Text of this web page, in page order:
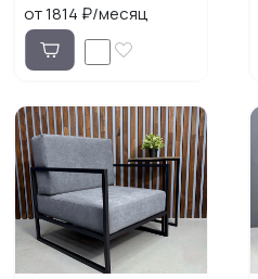
от 1814 ₽/месяц